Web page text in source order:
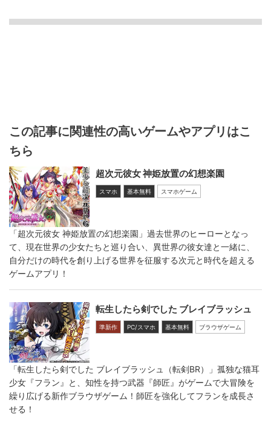
この記事に関連性の高いゲームやアプリはこ
ちら
超次元彼女 神姫放置の幻想楽園
スマホ 基本無料 スマホゲーム
「超次元彼女 神姫放置の幻想楽園」過去世界のヒーローとなっ
て、現在世界の少女たちと巡り合い、異世界の彼女達と一緒に、
自分だけの時代を創り上げる世界を征服する次元と時代を超える
ゲームアプリ！
転生したら剣でした ブレイブラッシュ
準新作 PC/スマホ 基本無料 ブラウザゲーム
「転生したら剣でした ブレイブラッシュ（転剣BR）」孤独な猫耳
少女『フラン』と、知性を持つ武器『師匠』がゲームで大冒険を
繰り広げる新作ブラウザゲーム！師匠を強化してフランを成長さ
せる！